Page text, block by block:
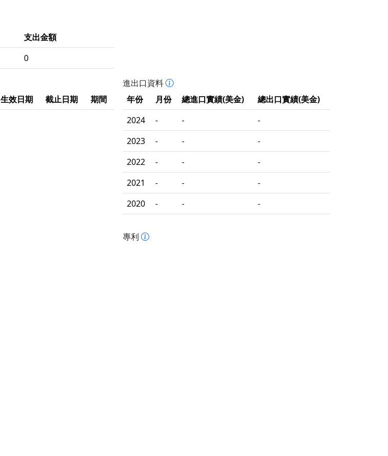
支出金額
0
生效日期 截止日期 期間
進出口資料
年份
月份 總進口實績(美金)
總出口實績(美金)
2024
- -
-
2023
- -
-
2022
- -
-
2021
- -
-
2020
- - -
專利